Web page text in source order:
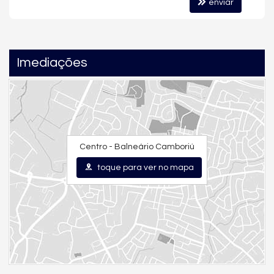
Localização Privilegiada no Centro de Balneário
📍
Rua 2.000 – Centro
Próximo à praia, comércios, restaurantes, supermercados e
serviços essenciais, oferecendo praticidade no dia a dia e alto
potencial de valorização imobiliária.
Apartamentos amplos no centro de Balneário Camboriú são
cada vez mais raros.
Entre em contato agora mesmo e saiba mais sobre esta
unidade tipo no Edifício Isola Di Capri.
Características do Imóvel
Aquecimento de Água
Churrasqueira
enviar
Imediações
Centro - Balneário Camboriú
toque para ver no mapa